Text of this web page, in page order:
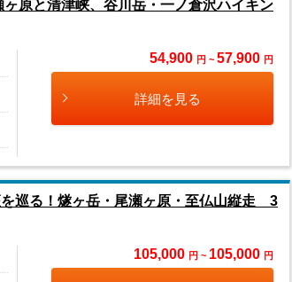
原と清津峡、谷川岳・一ノ倉沢ハイキン
54,900 円 ~ 57,900 円
詳細を見る
巡る！燧ヶ岳・尾瀬ヶ原・至仏山縦走 3
105,000 円 ~ 105,000 円